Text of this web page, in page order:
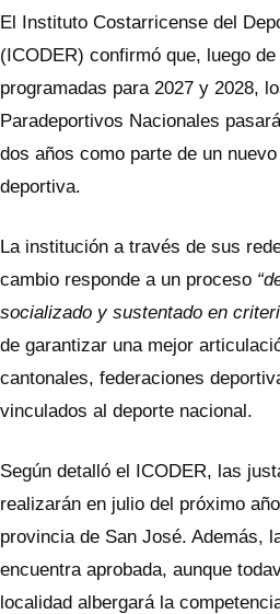
El Instituto Costarricense del
(ICODER) confirmó que, luego
programadas para 2027 y 2028,
Paradeportivos Nacionales
dos años como parte de un
deportiva.
La institución a través de sus
cambio responde a un proceso
socializado y sustentado en
de garantizar una mejor
cantonales, federaciones
vinculados al deporte nacional.
Según detalló el ICODER, las
realizarán en julio del próximo
provincia de San José. Además,
encuentra aprobada, aunque
localidad albergará la